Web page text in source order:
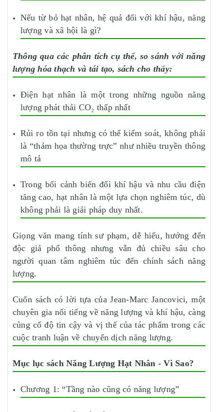
Nếu từ bỏ hạt nhân, hệ quả đối với khí hậu, năng
lượng và xã hội là gì?
Thông qua các phân tích cụ thể, so sánh với năng
lượng hóa thạch và tái tạo, sách cho thấy:
Điện hạt nhân là một trong những nguồn năng
lượng phát thải CO₂ thấp nhất
Rủi ro tồn tại nhưng có thể kiểm soát, không phải
là “thảm họa thường trực” như nhiều truyền thông
mô tả
Trong bối cảnh biến đổi khí hậu và nhu cầu điện
tăng cao, hạt nhân là một lựa chọn nghiêm túc, dù
không phải là giải pháp duy nhất.
Giọng văn mang tính sư phạm, dễ hiểu, hướng đến
độc giả phổ thông nhưng vẫn đủ chiều sâu cho
người quan tâm nghiêm túc đến chính sách năng
lượng.
Cuốn sách có lời tựa của Jean-Marc Jancovici, một
chuyên gia nổi tiếng về năng lượng và khí hậu, càng
củng cố độ tin cậy và vị thế của tác phẩm trong các
cuộc tranh luận về chuyển dịch năng lượng.
Mục lục sách Năng Lượng Hạt Nhân - Vì Sao?
Chương 1: “Tầng nào cũng có năng lượng”